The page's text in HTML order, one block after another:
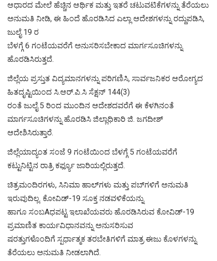
ಆಧಾರದ ಮೇಲೆ ಹೆಚ್ಚಿನ ಆರ್ಥಿಕ ಮತ್ತು ಇತರೆ ಚಟುವಟಿಕೆಗಳನ್ನು ತೆರೆಯಲು
ಅನುಮತಿ ನೀಡಿ, ಈ ಹಿಂದೆ ಹೊರಡಿಸಿದ ಎಲ್ಲಾ ಆದೇಶಗಳನ್ನು ರದ್ದುಪಡಿಸಿ,
ಜುಲೈ 19 ರ
ಬೆಳಗ್ಗೆ 6 ಗಂಟೆಯವರೆಗೆ ಅನುಸರಿಸಬೇಕಾದ ಮಾರ್ಗಸೂಚಿಗಳನ್ನು
ಹೊರಡಿಸಿರುತ್ತದೆ.
ಜಿಲ್ಲೆಯ ಪ್ರಸ್ತುತ ವಿದ್ಯಮಾನಗಳನ್ನು ಪರಿಗಣಿಸಿ, ಸಾರ್ವಜನಿಕರ ಆರೋಗ್ಯದ
ಹಿತದೃಷ್ಟಿಯಿಂದ ಸಿ.ಆರ್.ಪಿ.ಸಿ ಸೆಕ್ಷನ್ 144(3)
ರಂತೆ ಜುಲೈ 5 ರಿಂದ ಮುಂದಿನ ಆದೇಶದವರೆಗೆ ಈ ಕೆಳಗಿನಂತೆ
ಮಾರ್ಗಸೂಚಿಗಳನ್ನು ಹೊರಡಿಸಿ ಜಿಲ್ಲಾಧಿಕಾರಿ ಜಿ. ಜಗದೀಶ್
ಆದೇಶಿಸಿರುತ್ತಾರೆ.
ಜಿಲ್ಲೆಯಾದ್ಯಂತ ಸಂಜೆ 9 ಗಂಟೆಯಿಂದ ಬೆಳಗ್ಗೆ 5 ಗಂಟೆಯವರೆಗೆ
ಕಟ್ಟುನಿಟ್ಟಿನ ರಾತ್ರಿ ಕರ್ಫ್ಯೂ ಜಾರಿಯಲ್ಲಿರುತ್ತದೆ.
ಚಿತ್ರಮಂದಿರಗಳು, ಸಿನಿಮಾ ಹಾಲ್‌ಗಳು ಮತ್ತು ಪಬ್‌ಗಳಿಗೆ ಅನುಮತಿ
ಇರುವುದಿಲ್ಲ. ಕೋವಿಡ್-19 ಸೂಕ್ತ ನಡವಳಿಕೆಯನ್ನು
ಹಾಗೂ ಸಂಬAಧಪಟ್ಟ ಇಲಾಖೆಯವರು ಹೊರಡಿಸಿರುವ ಕೋವಿಡ್-19
ಪ್ರಮಾಣಿತ ಕಾರ್ಯವಿಧಾನವನ್ನು ಅನುಸರಿಸುವ
ಷರತ್ತುಗಳೊಂದಿಗೆ ಸ್ಪರ್ಧಾತ್ಮಕ ತರಬೇತಿಗಳಿಗೆ ಮಾತ್ರ ಈಜು ಕೊಳಗಳನ್ನು
ತೆರೆಯಲು ಅನುಮತಿ ನೀಡಲಾಗಿದೆ.